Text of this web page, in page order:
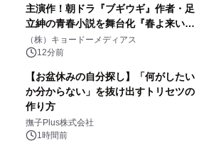
主演作！朝ドラ『ブギウギ』作者・足
立紳の青春小説を舞台化『春よ来い、
マジで来い』キービジュアル解禁！
（株）キョードーメディアス
12分前
【お盆休みの自分探し】「何がしたい
か分からない」を抜け出すトリセツの
作り方
撫子Plus株式会社
1時間前